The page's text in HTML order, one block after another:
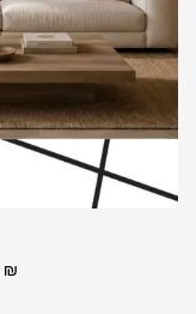
₪